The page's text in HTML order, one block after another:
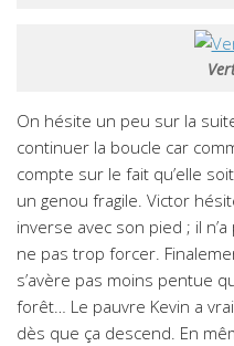
On hésite un peu sur la
continuer la boucle car
compte sur le fait qu’elle
un genou fragile. Victor
inverse avec son pied ; il
ne pas trop forcer.
s’avère pas moins pentue
forêt… Le pauvre Kevin a
dès que ça descend. En